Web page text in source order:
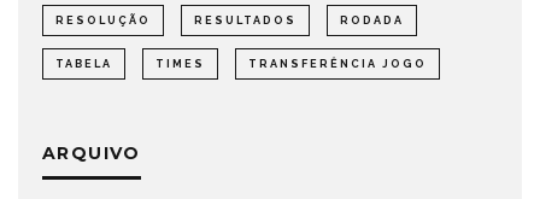
RESOLUÇÃO RESULTADOS RODADA
TABELA TIMES TRANSFERÊNCIA JOGO
ARQUIVO